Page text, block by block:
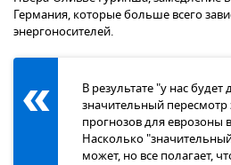
Германия, которые больше всего
энергоносителей.
В результате "у нас
значительный
прогнозов для еврозоны
Насколько
может, но все полагает,